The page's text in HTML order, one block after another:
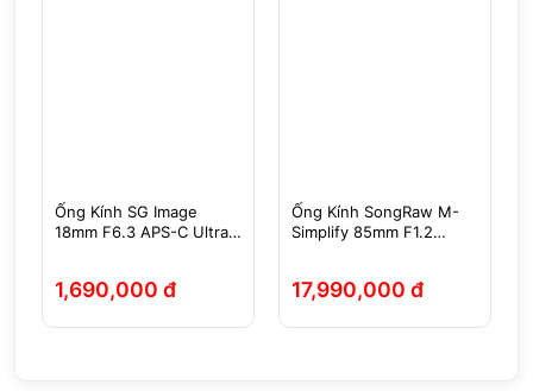
Ống Kính SG Image
18mm F6.3 APS-C Ultra
- Chính Hãng
1,690,000 đ
Ống Kính SongRaw M-
Simplify 85mm F1.2
17,990,000 đ